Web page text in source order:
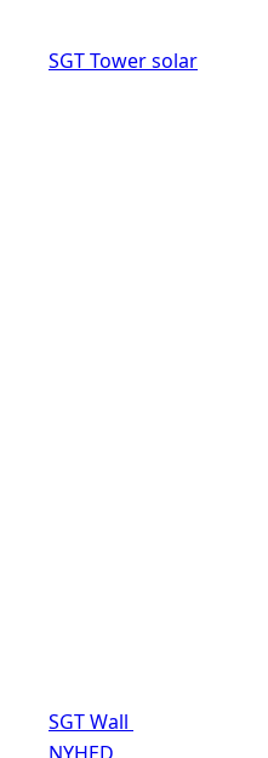
SGT Tower solar
SGT Wall